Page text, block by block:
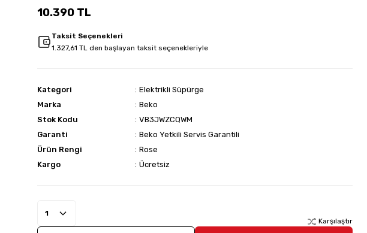
10.390 TL
Taksit Seçenekleri
1.327,61 TL den başlayan taksit seçenekleriyle
Kategori
Elektrikli Süpürge
Marka
Beko
Stok Kodu
VB3JWZCQWM
Garanti
Beko Yetkili Servis Garantili
Ürün Rengi
Rose
Kargo
Ücretsiz
Karşılaştır